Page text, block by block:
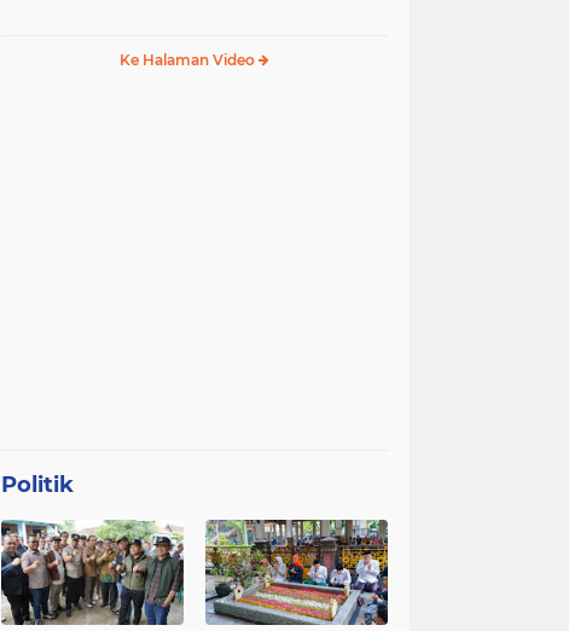
Ke Halaman Video
Politik